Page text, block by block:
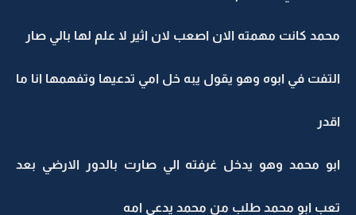
محمد كانت مهمته الان اصعب لان اثير لا علم لها بالي صار
التفت في ابوه وهو يقول يبه خل امي تدعيها وتفهمها انا ما
اقدر
ابو محمد وهو يدخل غرفته الي صارت بالدور الارضي بعد
تعب ابو محمد طلب من محمد يدعي امه